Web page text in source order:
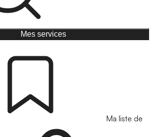
Mes services
Ma liste de